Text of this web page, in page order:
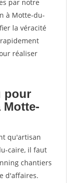
par notre
à Motte-du-
la véracité
réaliser
pour
Motte-
qu'artisan
caire, il faut
chantiers
d'affaires.